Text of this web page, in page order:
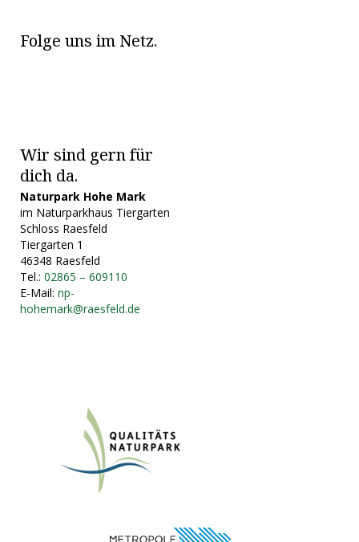
Folge uns im Netz.
Wir sind gern für
dich da.
Naturpark Hohe Mark
im Naturparkhaus Tiergarten
Schloss Raesfeld
Tiergarten 1
46348 Raesfeld
Tel.: 02865 – 609110
E-Mail: np-
hohemark@raesfeld.de